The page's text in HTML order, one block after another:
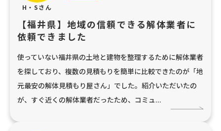
H・Sさん
【福井県】地域の信頼できる解体業者に
依頼できました
使っていない福井県の土地と建物を整理するために解体業者
を探しており、複数の見積もりを簡単に比較できたのが「地
元最安の解体見積もり屋さん」でした。紹介いただいたの
が、すぐ近くの解体業者だったため、コミュ...